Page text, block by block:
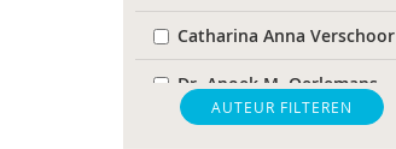
Catharina Anna Verschoor
Dr. Anoek M. Oerlemans
Bram B. Sizoo
AUTEUR FILTEREN